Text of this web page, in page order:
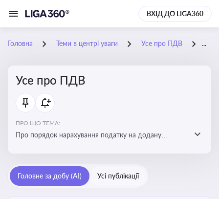
ВХІД ДО LIGA360
Головна Теми в центрі уваги Усе про ПДВ 24-
Усе про ПДВ
ПРО ЩО ТЕМА:
Про порядок нарахування податку на додану
економіку
Головне за добу (AI) Усі публікації